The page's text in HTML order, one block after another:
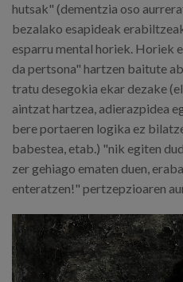
hutsak" (dementzia oso
bezalako esapideak
esparru mental horiek. Horiek
da pertsona" hartzen baitute
tratu desegokia ekar dezake
aintzat hartzea, adierazpidea
bere portaeren logika ez
babestea, etab.) "nik egiten
zer gehiago ematen duen,
enteratzen!" pertzepzioaren